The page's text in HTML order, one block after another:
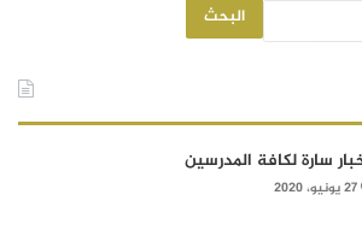
البحث
سارة لكافة المدرسين
27 يونيو، 2020